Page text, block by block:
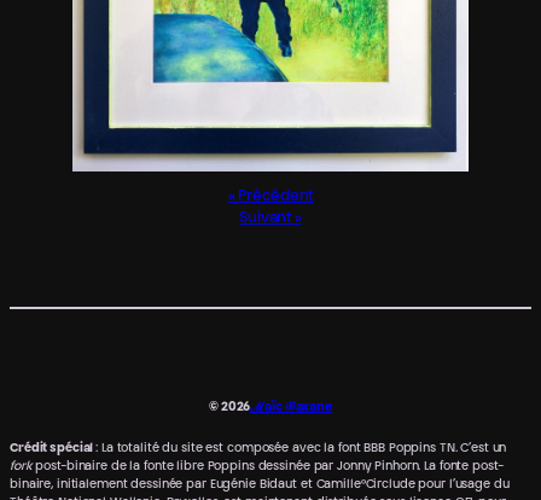
Précédent
Suivant
© 2026ℳaïc ℬaxane
Crédit spécial: La totalité du site est composée avec la font BBB Poppins TN. C’est un
fork post-binaire de la fonte libre Poppins dessinée par Jonny Pinhorn. La fonte post-
binaire, initialement dessinée par Eugénie Bidaut et Camille°Circlude pour l’usage du